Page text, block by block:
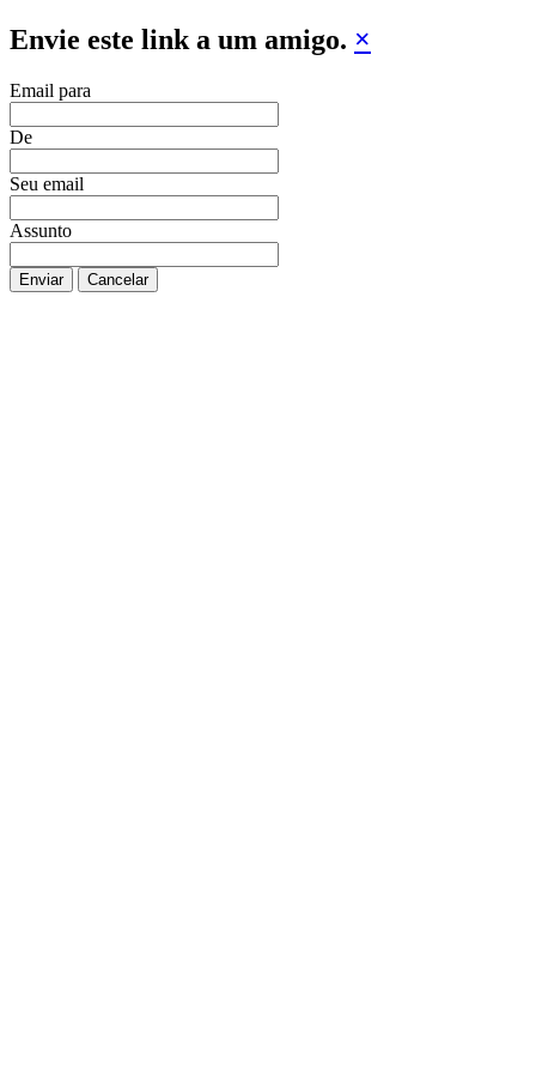
Envie este link a um amigo. ×
Email para
De
Seu email
Assunto
Enviar Cancelar